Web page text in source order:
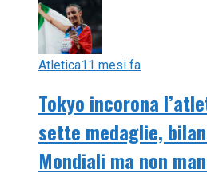
Atletica11 mesi fa
Tokyo incorona
sette medaglie,
Mondiali ma non